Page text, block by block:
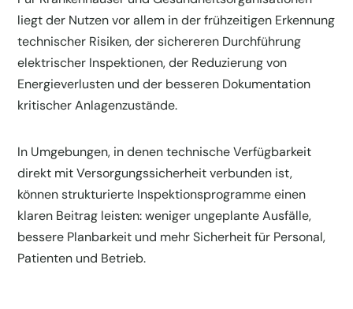
liegt der Nutzen vor allem in der frühzeitigen Erkennung
technischer Risiken, der sichereren Durchführung
elektrischer Inspektionen, der Reduzierung von
Energieverlusten und der besseren Dokumentation
kritischer Anlagenzustände.
In Umgebungen, in denen technische Verfügbarkeit
direkt mit Versorgungssicherheit verbunden ist,
können strukturierte Inspektionsprogramme einen
klaren Beitrag leisten: weniger ungeplante Ausfälle,
bessere Planbarkeit und mehr Sicherheit für Personal,
Patienten und Betrieb.